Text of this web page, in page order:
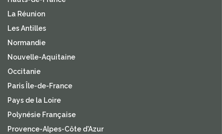
La Réunion
Les Antilles
Normandie
Nouvelle-Aquitaine
Occitanie
Paris Île-de-France
Pays de la Loire
Polynésie Française
Provence-Alpes-Côte d'Azur